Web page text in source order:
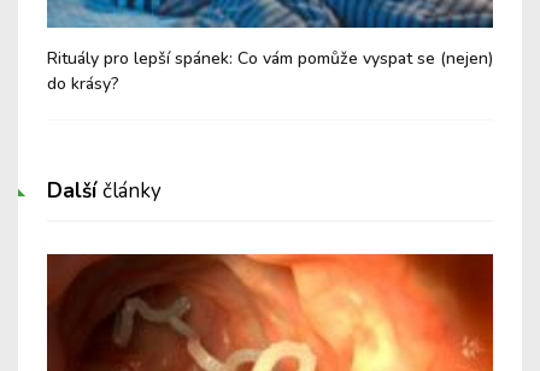
Rituály pro lepší spánek: Co vám pomůže vyspat se (nejen)
do krásy?
Dalšíčlánky